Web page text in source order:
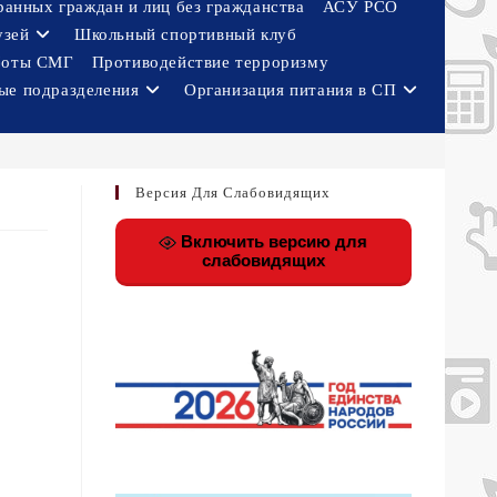
граждан и лиц без гражданства
АСУ РСО
Школьный спортивный клуб
СМГ
Противодействие терроризму
подразделения
Организация питания в СП
Версия Для Слабовидящих
Включить версию для
слабовидящих